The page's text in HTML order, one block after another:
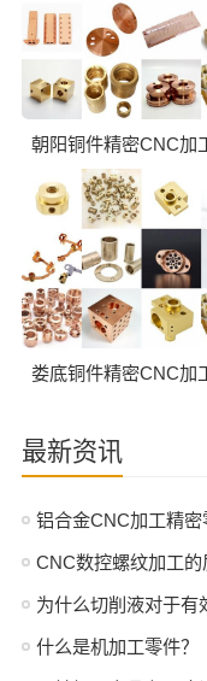
朝阳铜件精密CNC加
娄底铜件精密CNC加
最新资讯
铝合金CNC加工精密
CNC数控螺纹加工的
什么是机加工零件？